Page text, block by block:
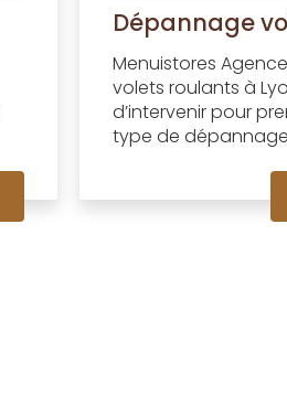
Dépannage
Menuistores
volets roulants à
d’intervenir pour
type de